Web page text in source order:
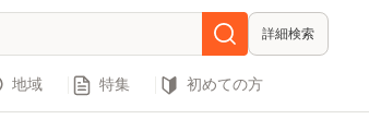
詳細検索
地域 特集 初めての方